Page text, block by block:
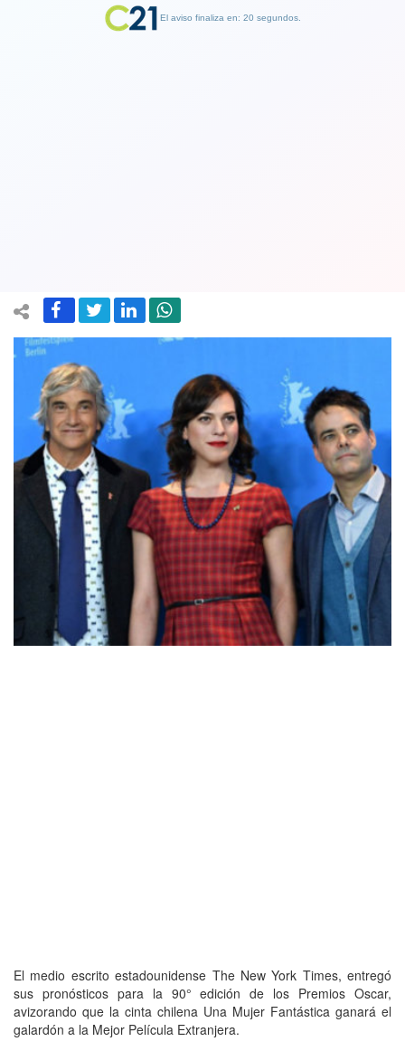
El medio escrito estadounidense The New York Times, entregó
sus pronósticos para la 90° edición de los Premios Oscar,
avizorando que la cinta chilena Una Mujer Fantástica ganará el
galardón a la Mejor Película Extranjera.
El aviso finaliza en: 19 segundos.